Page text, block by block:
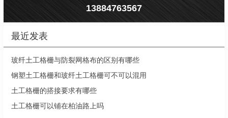
13884763567
最近发表
玻纤土工格栅与防裂网格布的区别有哪些
钢塑土工格栅和玻纤土工格栅可不可以混用
土工格栅的搭接要求有哪些
土工格栅可以铺在柏油路上吗